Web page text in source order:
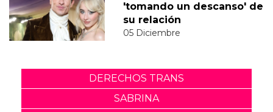
'tomando un descanso' de
su relación
05 Diciembre
DERECHOS TRANS
SABRINA